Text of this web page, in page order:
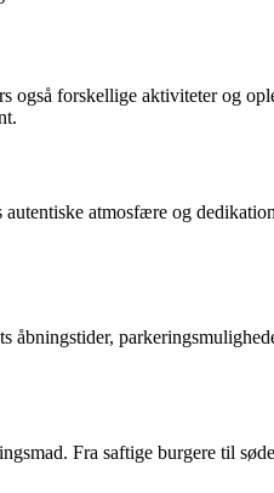
forskellige aktiviteter og
atmosfære og
Fra saftige burgere til